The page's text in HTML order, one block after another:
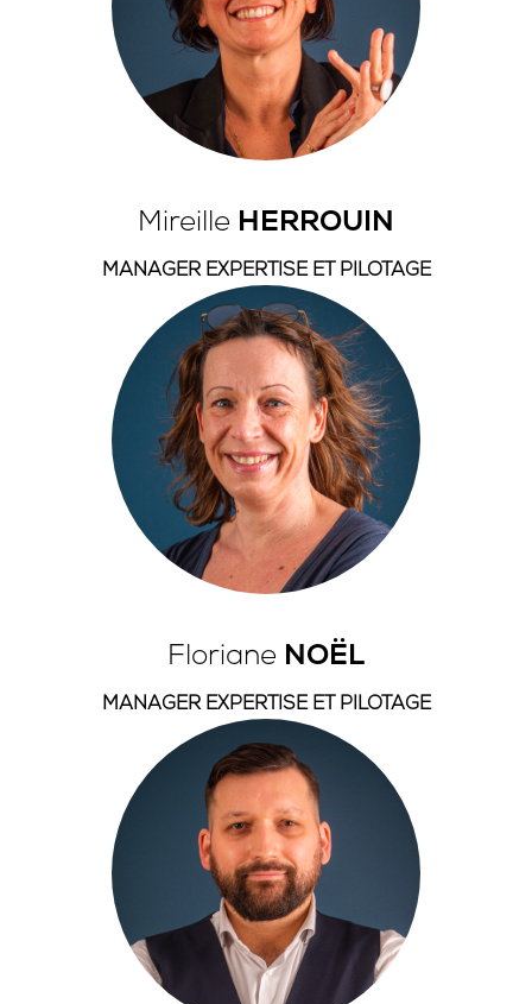
Mireille HERROUIN
MANAGER EXPERTISE ET PILOTAGE
Floriane NOËL
MANAGER EXPERTISE ET PILOTAGE